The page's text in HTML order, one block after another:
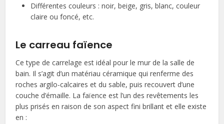
Différentes couleurs : noir, beige, gris, blanc, couleur
claire ou foncé, etc.
Le carreau faïence
Ce type de carrelage est idéal pour le mur de la salle de
bain. Il s’agit d’un matériau céramique qui renferme des
roches argilo-calcaires et du sable, puis recouvert d’une
couche d’émaille. La faïence est l’un des revêtements les
plus prisés en raison de son aspect fini brillant et elle existe
en :